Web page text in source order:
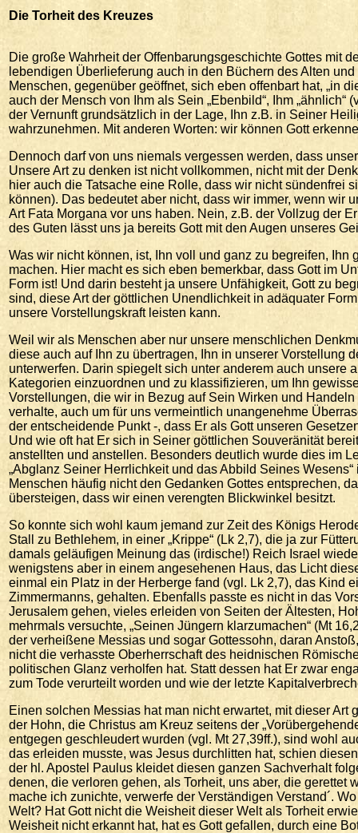
Die Torheit des Kreuzes
Die große Wahrheit der Offenbarungsgeschichte Gottes mit
lebendigen Überlieferung auch in den Büchern des Alten
Menschen, gegenüber geöffnet, sich eben offenbart hat, „in
auch der Mensch von Ihm als Sein „Ebenbild“, Ihm
der Vernunft grundsätzlich in der Lage, Ihn z.B. in Seiner
wahrzunehmen. Mit anderen Worten: wir können Gott
Dennoch darf von uns niemals vergessen werden, dass
Unsere Art zu denken ist nicht vollkommen, nicht mit der
hier auch die Tatsache eine Rolle, dass wir nicht sündenfrei
können). Das bedeutet aber nicht, dass wir immer, wenn wir
Art Fata Morgana vor uns haben. Nein, z.B. der Vollzug der
des Guten lässt uns ja bereits Gott mit den Augen unseres
Was wir nicht können, ist, Ihn voll und ganz zu begreifen,
machen. Hier macht es sich eben bemerkbar, dass Gott im
Form ist! Und darin besteht ja unsere Unfähigkeit, Gott zu
sind, diese Art der göttlichen Unendlichkeit in adäquater
unsere Vorstellungskraft leisten kann.
Weil wir als Menschen aber nur unsere menschlichen
diese auch auf Ihn zu übertragen, Ihn in unserer
unterwerfen. Darin spiegelt sich unter anderem auch unsere
Kategorien einzuordnen und zu klassifizieren, um Ihn
Vorstellungen, die wir in Bezug auf Sein Wirken und
verhalte, auch um für uns vermeintlich unangenehme
der entscheidende Punkt -, dass Er als Gott unseren
Und wie oft hat Er sich in Seiner göttlichen Souveränität
anstellten und anstellen. Besonders deutlich wurde dies im
„Abglanz Seiner Herrlichkeit und das Abbild Seines
Menschen häufig nicht den Gedanken Gottes entsprechen,
übersteigen, dass wir einen verengten Blickwinkel besitzt.
So konnte sich wohl kaum jemand zur Zeit des Königs
Stall zu Bethlehem, in einer „Krippe“ (Lk 2,7), die ja zur
damals geläufigen Meinung das (irdische!) Reich Israel
wenigstens aber in einem angesehenen Haus, das Licht
einmal ein Platz in der Herberge fand (vgl. Lk 2,7), das Kind
Zimmermanns, gehalten. Ebenfalls passte es nicht in das
Jerusalem gehen, vieles erleiden von Seiten der Ältesten,
mehrmals versuchte, „Seinen Jüngern klarzumachen“ (Mt
der verheißene Messias und sogar Gottessohn, daran
nicht die verhasste Oberherrschaft des heidnischen
politischen Glanz verholfen hat. Statt dessen hat Er zwar
zum Tode verurteilt worden und wie der letzte
Einen solchen Messias hat man nicht erwartet, mit dieser
der Hohn, die Christus am Kreuz seitens der
entgegen geschleudert wurden (vgl. Mt 27,39ff.), sind wohl
das erleiden musste, was Jesus durchlitten hat, schien
der hl. Apostel Paulus kleidet diesen ganzen Sachverhalt
denen, die verloren gehen, als Torheit, uns aber, die gerettet
mache ich zunichte, verwerfe der Verständigen Verstand´.
Welt? Hat Gott nicht die Weisheit dieser Welt als Torheit
Weisheit nicht erkannt hat, hat es Gott gefallen, durch eine